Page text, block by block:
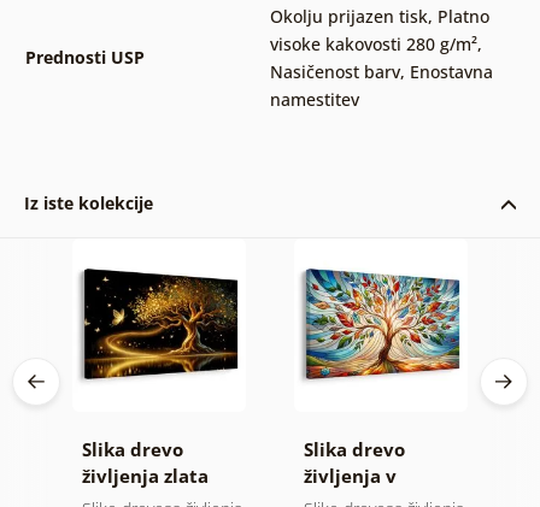
Prednosti USP
Okolju prijazen tisk, Platno
visoke kakovosti 280 g/m²,
Nasičenost barv, Enostavna
namestitev
Iz iste kolekcije
Slika drevo
življenja zlata
Slika drevo
življenja v